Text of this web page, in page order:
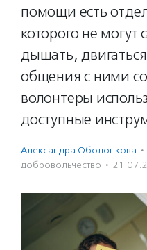
помощи есть
которого не могут
дышать,
общения с ними
волонтеры
доступные
Александра Оболонкова ·
доброволь­чест­во ·